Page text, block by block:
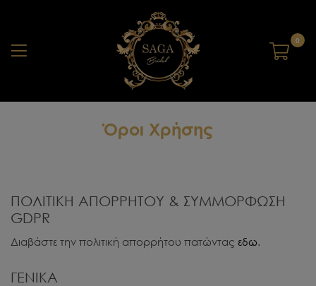
0
Όροι Χρήσης
ΠΟΛΙΤΙΚΗ ΑΠΟΡΡΗΤΟΥ & ΣΥΜΜΟΡΦΩΣΗ
GDPR
Διαβάστε την πολιτική απορρήτου πατώντας εδω.
ΓΕΝΙΚΑ